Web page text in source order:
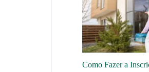
Como Fazer a